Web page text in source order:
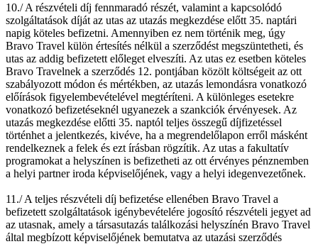
10./ A részvételi díj fennmaradó részét, valamint a kapcsolódó
szolgáltatások díját az utas az utazás megkezdése előtt 35. naptári
napig köteles befizetni. Amennyiben ez nem történik meg, úgy
Bravo Travel külön értesítés nélkül a szerződést megszüntetheti, és
utas az addig befizetett előleget elveszíti. Az utas ez esetben köteles
Bravo Travelnek a szerződés 12. pontjában közölt költségeit az ott
szabályozott módon és mértékben, az utazás lemondásra vonatkozó
előírások figyelembevételével megtéríteni. A különleges esetekre
vonatkozó befizetéseknél ugyanezek a szankciók érvényesek. Az
utazás megkezdése előtti 35. naptól teljes összegű díjfizetéssel
történhet a jelentkezés, kivéve, ha a megrendelőlapon erről másként
rendelkeznek a felek és ezt írásban rögzítik. Az utas a fakultatív
programokat a helyszínen is befizetheti az ott érvényes pénznemben
a helyi partner iroda képviselőjének, vagy a helyi idegenvezetőnek.
11./ A teljes részvételi díj befizetése ellenében Bravo Travel a
befizetett szolgáltatások igénybevételére jogosító részvételi jegyet ad
az utasnak, amely a társasutazás találkozási helyszínén Bravo Travel
által megbízott képviselőjének bemutatva az utazási szerződés